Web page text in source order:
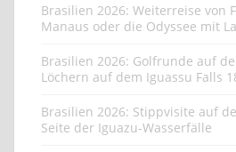
Brasilien 2026: Weiterreise von
Manaus oder die Odyssee mit
Brasilien 2026: Golfrunde auf
Löchern auf dem Iguassu Falls
Brasilien 2026: Stippvisite auf
Seite der Iguazu-Wasserfälle